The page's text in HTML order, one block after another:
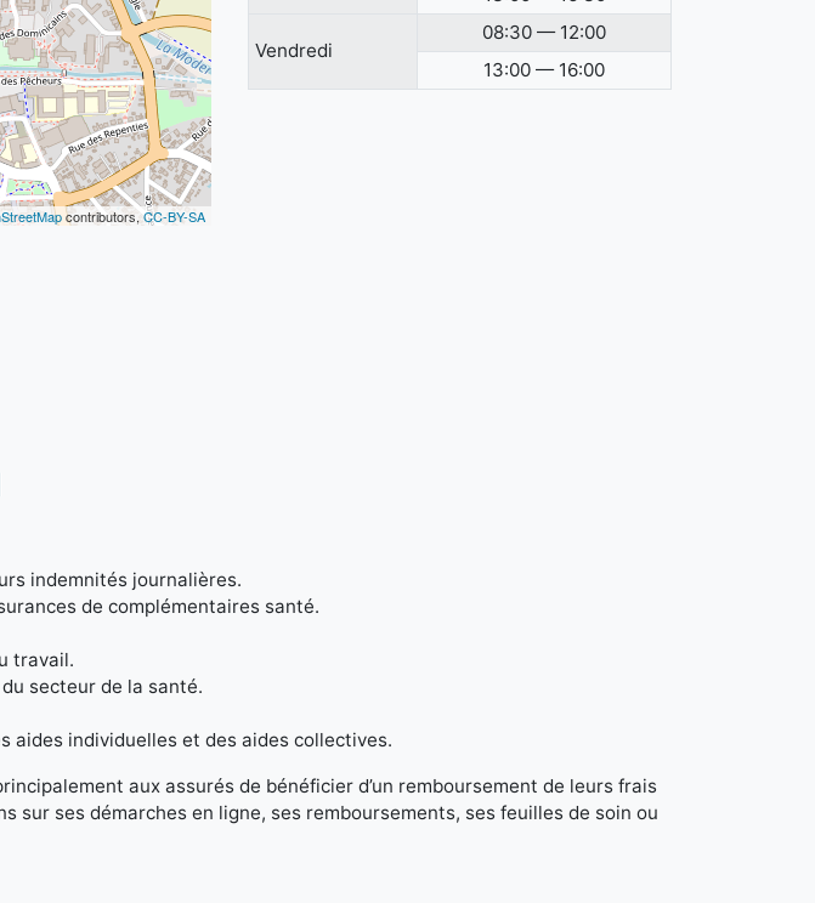
contributors,CC-BY-SA
Vendredi
08:30 — 12:00
13:00 — 16:00
indemnités journalières.
de complémentaires santé.
travail.
secteur de la santé.
aides individuelles et des aides collectives.
aux assurés de bénéficier d’un remboursement de leurs frais
sur ses démarches en ligne, ses remboursements, ses feuilles de soin ou